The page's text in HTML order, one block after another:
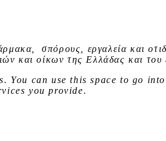
σπόρους, εργαλεία και
και οίκων της Ελλάδας και του
You can usethis space to go
you provide.